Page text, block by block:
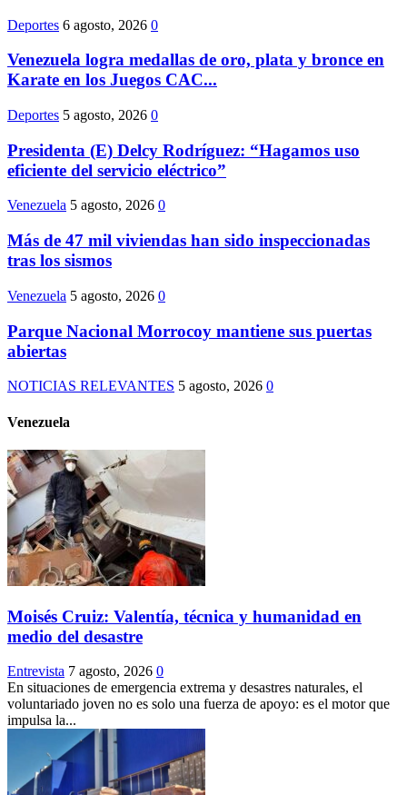
Deportes 6 agosto, 2026 0
Venezuela logra medallas de oro, plata y bronce en
Karate en los Juegos CAC...
Deportes 5 agosto, 2026 0
Presidenta (E) Delcy Rodríguez: “Hagamos uso
eficiente del servicio eléctrico”
Venezuela 5 agosto, 2026 0
Más de 47 mil viviendas han sido inspeccionadas
tras los sismos
Venezuela 5 agosto, 2026 0
Parque Nacional Morrocoy mantiene sus puertas
abiertas
NOTICIAS RELEVANTES 5 agosto, 2026 0
Venezuela
Moisés Cruiz: Valentía, técnica y humanidad en
medio del desastre
Entrevista 7 agosto, 2026 0
En situaciones de emergencia extrema y desastres naturales, el
voluntariado joven no es solo una fuerza de apoyo: es el motor que
impulsa la...